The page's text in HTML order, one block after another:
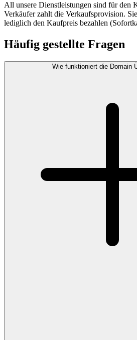
All unsere Dienstleistungen sind für den
Verkäufer zahlt die Verkaufsprovision.
lediglich den Kaufpreis bezahlen
Häufig gestellte Fragen
Wie funktioniert die Domain